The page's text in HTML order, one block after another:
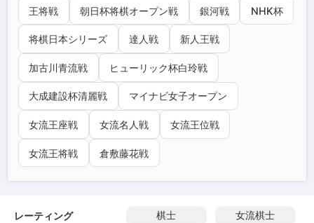
王将戦 朝日杯将棋オープン戦 銀河戦 NHK杯
将棋日本シリーズ 達人戦 新人王戦
加古川青流戦 ヒューリック杯白玲戦
大成建設杯清麗戦 マイナビ女子オープン
女流王座戦 女流名人戦 女流王位戦
女流王将戦 倉敷藤花戦
レーティング 棋士 女流棋士